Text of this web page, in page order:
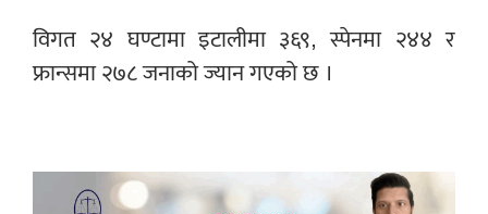
विगत २४ घण्टामा इटालीमा ३६९, स्पेनमा २४४ र
फ्रान्समा २७८ जनाको ज्यान गएको छ ।